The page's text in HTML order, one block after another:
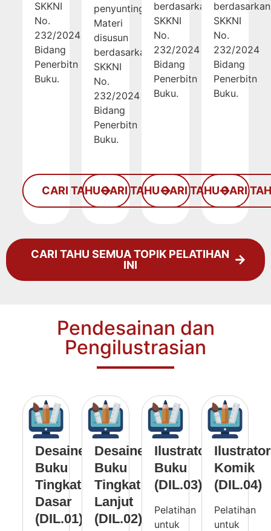
SKKNI
No.
232/2024
Bidang
Penerbitn
Buku.
CARI TAHU
penyuntingan.
Materi
disusun
berdasarkan
SKKNI
No.
232/2024
Bidang
Penerbitn
Buku.
CARI TAHU
berdasarkan
SKKNI
No.
232/2024
Bidang
Penerbitn
Buku.
CARI TAHU
berdasarkan
SKKNI
No.
232/2024
Bidang
Penerbitn
Buku.
CARI
CARI TAHU SEMUA TOPIK PELATIHAN
INI
Pendesainan dan
Pengilustrasian
Desainer
Buku
Tingkat
Dasar
(DIL.01)
Desainer
Buku
Tingkat
Lanjut
(DIL.02)
Ilustrator
Buku
(DIL.03)
Pelatihan
untuk
Ilustrator
Komik
(DIL.04)
Pelatihan
untuk